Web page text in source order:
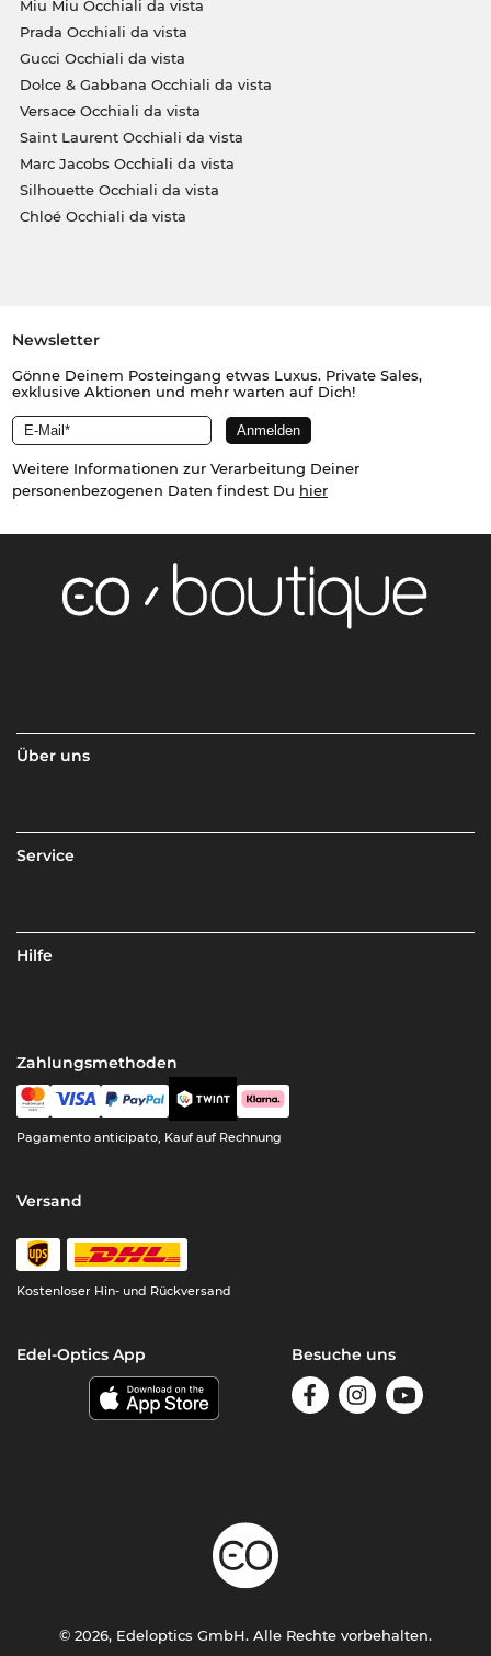
Miu Miu Occhiali da vista
Prada Occhiali da vista
Gucci Occhiali da vista
Dolce & Gabbana Occhiali da vista
Versace Occhiali da vista
Saint Laurent Occhiali da vista
Marc Jacobs Occhiali da vista
Silhouette Occhiali da vista
Chloé Occhiali da vista
Newsletter
Gönne Deinem Posteingang etwas Luxus. Private Sales,
exklusive Aktionen und mehr warten auf Dich!
Weitere Informationen zur Verarbeitung Deiner
personenbezogenen Daten findest Du hier
Über uns
Service
Hilfe
Zahlungsmethoden
Pagamento anticipato, Kauf auf Rechnung
Versand
Kostenloser Hin- und Rückversand
Edel-Optics App Besuche uns
© 2026, Edeloptics GmbH. Alle Rechte vorbehalten.